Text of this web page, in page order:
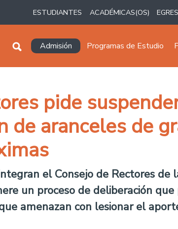
ESTUDIANTES ACADÉMICAS(OS)
Navegación principal
Admisión Programas de Estudio
pide
de aranceles de
el Consejo de Rectores de
un proceso de deliberación
amenazan con lesionar el